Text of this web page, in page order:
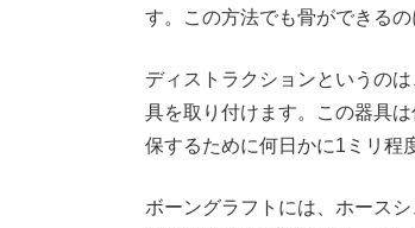
す。この方法でも骨ができる
ディストラクションというの
具を取り付けます。この器具
保するために何日かに1ミリ程
ボーングラフトには、ホース